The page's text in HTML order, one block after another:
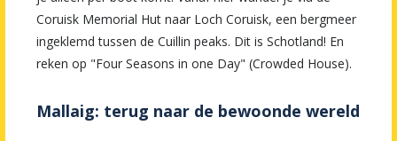
Coruisk Memorial Hut naar Loch Coruisk, een bergmeer
ingeklemd tussen de Cuillin peaks. Dit is Schotland! En
reken op "Four Seasons in one Day" (Crowded House).
Mallaig: terug naar de bewoonde wereld